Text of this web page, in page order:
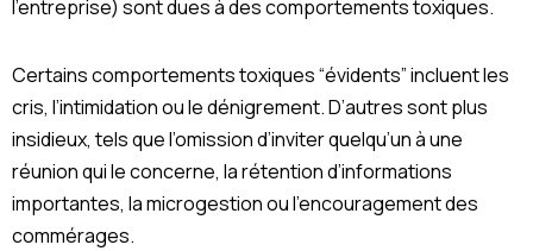
l’entreprise) sont dues à des comportements toxiques.
Certains comportements toxiques “évidents” incluent les
cris, l’intimidation ou le dénigrement. D’autres sont plus
insidieux, tels que l’omission d’inviter quelqu’un à une
réunion qui le concerne, la rétention d’informations
importantes, la microgestion ou l’encouragement des
commérages.